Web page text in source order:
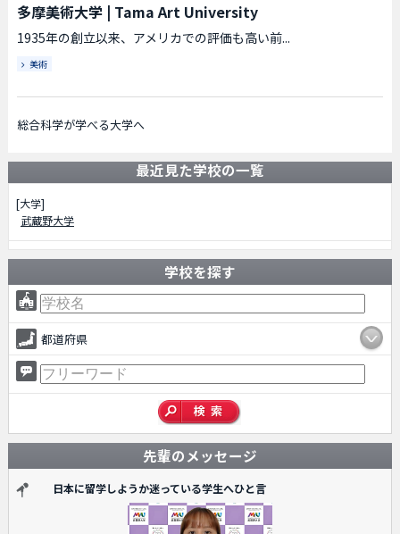
多摩美術大学| Tama Art University
1935年の創立以来、アメリカでの評価も高い前...
美術
総合科学が学べる大学へ
最近見た学校の一覧
[大学]
武蔵野大学
学校を探す
都道府県
先輩のメッセージ
日本に留学しようか迷っている学生へひと言